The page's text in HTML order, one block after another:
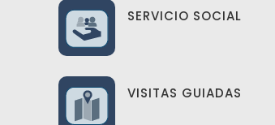
SERVICIO SOCIAL
VISITAS GUIADAS